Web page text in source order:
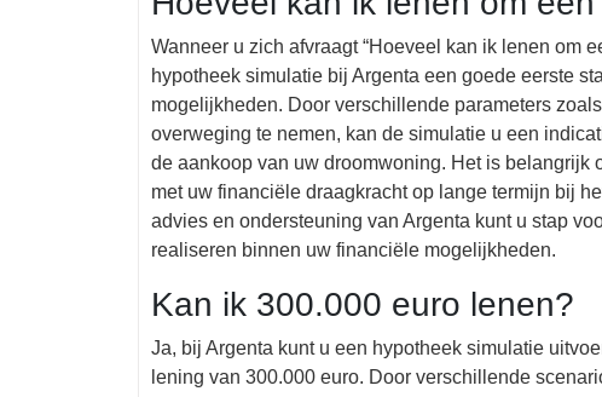
Wanneer u zich afvraagt “Hoeveel kan ik lenen om
hypotheek simulatie bij Argenta een goede eerste
mogelijkheden. Door verschillende parameters
overweging te nemen, kan de simulatie u een
de aankoop van uw droomwoning. Het is belangrijk
met uw financiële draagkracht op lange termijn bij
advies en ondersteuning van Argenta kunt u stap
realiseren binnen uw financiële mogelijkheden.
Kan ik 300.000 euro lenen?
Ja, bij Argenta kunt u een hypotheek simulatie
lening van 300.000 euro. Door verschillende